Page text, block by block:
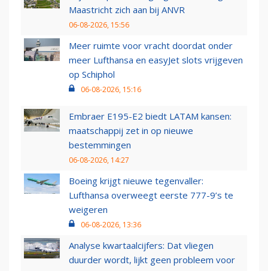
Maastricht zich aan bij ANVR
06-08-2026, 15:56
Meer ruimte voor vracht doordat onder
meer Lufthansa en easyJet slots vrijgeven
op Schiphol
06-08-2026, 15:16
Embraer E195-E2 biedt LATAM kansen:
maatschappij zet in op nieuwe
bestemmingen
06-08-2026, 14:27
Boeing krijgt nieuwe tegenvaller:
Lufthansa overweegt eerste 777-9’s te
weigeren
06-08-2026, 13:36
Analyse kwartaalcijfers: Dat vliegen
duurder wordt, lijkt geen probleem voor